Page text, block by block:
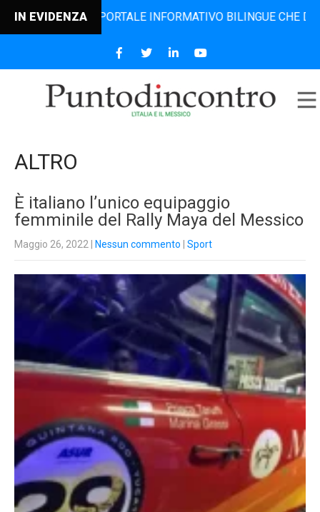
IN EVIDENZA
PORTALE INFORMATIVO BILINGUE CHE DAL 2006
ALTRO
È italiano l’unico equipaggio
femminile del Rally Maya del Messico
Maggio 26, 2022 Nessun commento Sport